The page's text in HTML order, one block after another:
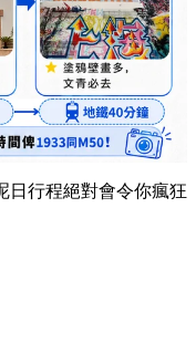
日行程絕對會令你瘋狂